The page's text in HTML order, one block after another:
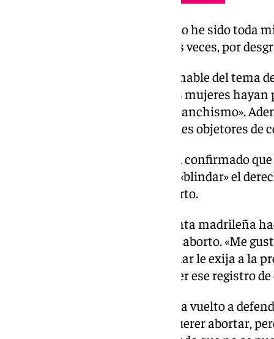
«Soy una mujer libre, y que lo he sido toda
de dos bebés. He sufrido dos veces, por
Así, ha censurado que Sánchez hable del tema
frivolidad» y ha criticado que las mujeres hayan
franquismo a las lecciones del sanchismo».
anonimato para los profesionales objetores de
Este mismo martes Sánchez ha confirmado
la reforma constitucional para «blindar» el
interrupción voluntaria del aborto.
Además, va a exigir a la presidenta madrileña
registro de médicos objetores al aborto. «Me
Estado como es el Partido Popular le exija a la
Madrid cumplir con la ley y hacer ese registro
Sobre este asunto, Díaz Ayuso ha vuelto a
nadie ni se puede señalar por querer abortar,